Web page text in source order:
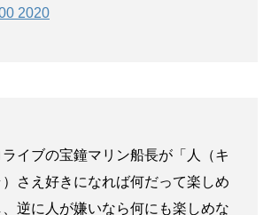
2020
ライブの宝鐘マリン船長が「人（キ
）さえ好きになれば何だって楽しめ
、逆に人が嫌いなら何にも楽しめな